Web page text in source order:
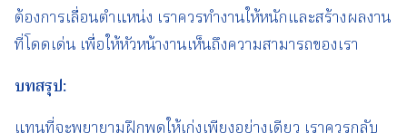
ต้องการเลื่อนตำแหน่ง เราควรทำงานให้หนักและสร้างผลงาน
ที่โดดเด่น เพื่อให้หัวหน้างานเห็นถึงความสามารถของเรา
บทสรุป: